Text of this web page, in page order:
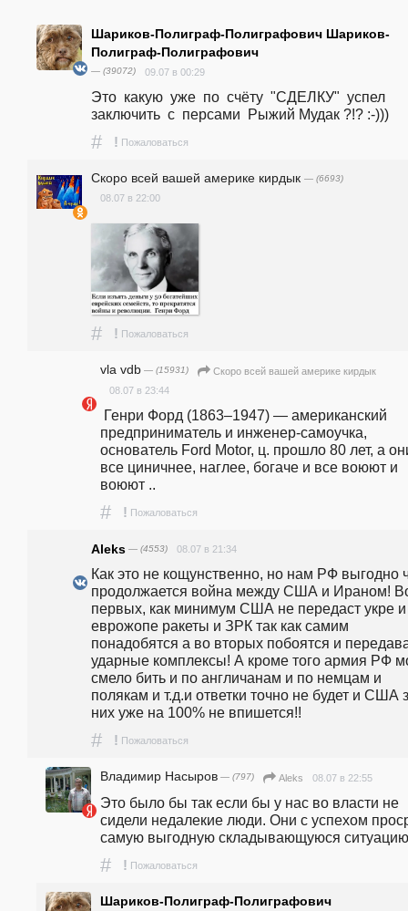
Шариков-Полиграф-Полиграфович Шариков-
Полиграф-Полиграфович
— (39072) 09.07 в 00:29
Это  какую  уже  по  счёту  "СДЕЛКУ"  успел
заключить  с  персами  Рыжий Мудак ?!? :-)))
# ! Пожаловаться
Скоро всей вашей америке кирдык — (6693)
08.07 в 22:00
# ! Пожаловаться
vla vdb — (15931)
Скоро всей вашей америке кирдык
08.07 в 23:44
предприниматель и инженер-самоучка,
основатель Ford Motor, ц. прошло 80 лет, а
все циничнее, наглее, богаче и все воюют и
воюют ..
# ! Пожаловаться
Aleks — (4553) 08.07 в 21:34
Как это не кощунственно, но нам РФ выгодно
продолжается война между США и Ираном!
первых, как минимум США не передаст укре и
еврожопе ракеты и ЗРК так как самим
понадобятся а во вторых побоятся и
ударные комплексы! А кроме того армия РФ
смело бить и по англичанам и по немцам и
полякам и т.д.и ответки точно не будет и США
них уже на 100% не впишется!!
# ! Пожаловаться
Владимир Насыров — (797) Aleks 08.07 в 22:55
Это было бы так если бы у нас во власти не
сидели недалекие люди. Они с успехом
самую выгодную складывающуюся
# ! Пожаловаться
Шариков-Полиграф-Полиграфович